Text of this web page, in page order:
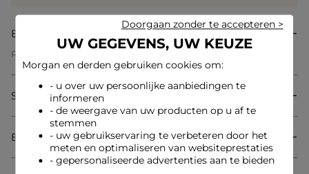
Beschrijving
Ruimvallend model
Midi lengte
Kruisende kraag
Lange mouwen
Lusjes bij de taille
Ton sur ton ceintuur om te strikken
Referentie: 32536300995630203 242-5BELT
Categorie :Overige accessoires vrouw
Overige accessoires vrouw ecru
Samenstelling & onderhoud
Bezorging & Retourzending
UW GEGEVENS, UW KEUZE
Morgan en derden gebruiken cookies om:
- u over uw persoonlijke aanbiedingen te
informeren
- de weergave van uw producten op u af te
stemmen
- uw gebruikservaring te verbeteren door het
meten en optimaliseren van websiteprestaties
- gepersonaliseerde advertenties aan te bieden
Doorgaan zonder te accepteren >